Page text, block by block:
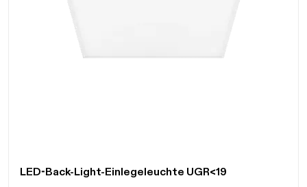
LED-Back-Light-Einlegeleuchte UGR<19